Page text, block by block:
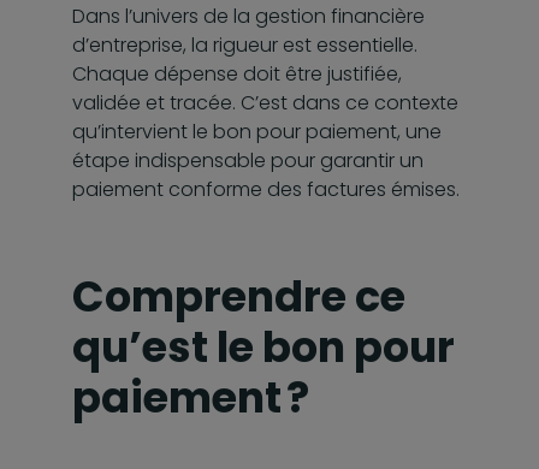
Dans l’univers de la gestion financière
d’entreprise, la rigueur est essentielle.
Chaque dépense doit être justifiée,
validée et tracée. C’est dans ce contexte
qu’intervient le bon pour paiement, une
étape indispensable pour garantir un
paiement conforme des factures émises.
Comprendre ce
qu’est le bon pour
paiement ?